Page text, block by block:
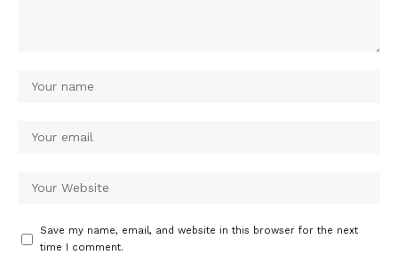
Save my name, email, and website in this browser for the next
time I comment.